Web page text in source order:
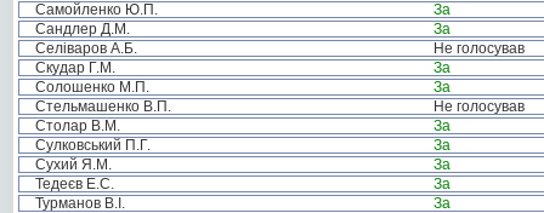
Самойленко Ю.П.
За
Сандлер Д.М.
За
Селіваров А.Б.
Не голосував
Скудар Г.М.
За
Солошенко М.П.
За
Стельмашенко В.П.
Не голосував
Столар В.М.
За
Сулковський П.Г.
За
Сухий Я.М.
За
Тедеєв Е.С.
За
Турманов В.І.
За